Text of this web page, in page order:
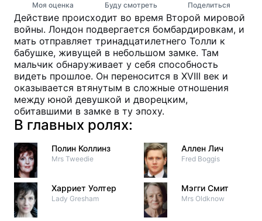
Моя оценка Буду смотреть Поделиться
Действие происходит во время Второй мировой
войны. Лондон подвергается бомбардировкам, и
мать отправляет тринадцатилетнего Толли к
бабушке, живущей в небольшом замке. Там
мальчик обнаруживает у себя способность
видеть прошлое. Он переносится в XVIII век и
оказывается втянутым в сложные отношения
между юной девушкой и дворецким,
обитавшими в замке в ту эпоху.
В главных ролях:
Полин Коллинз
Mrs Tweedie
Харриет Уолтер
Lady Gresham
Аллен Лич
Fred Boggis
Мэгги Смит
Mrs Oldknow